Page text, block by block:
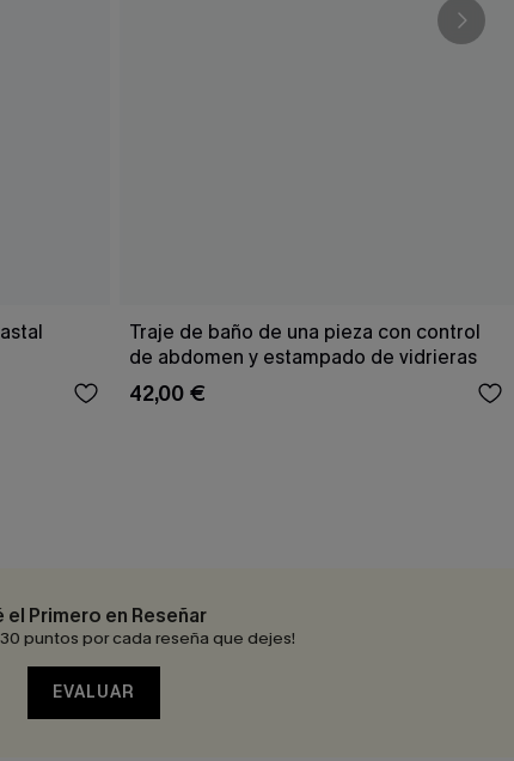
Traje de baño de una pieza con control
de abdomen y estampado de vidrieras
42,00 €
el Primero en Reseñar
30 puntos por cada reseña que dejes!
EVALUAR